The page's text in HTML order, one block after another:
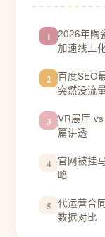
1 2026年陶
加速线上
2 百度SEO
突然没流
3 VR展厅
篇讲透
4 官网被挂
略
5 代运营合
数据对比